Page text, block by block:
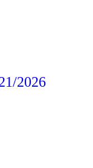
2026